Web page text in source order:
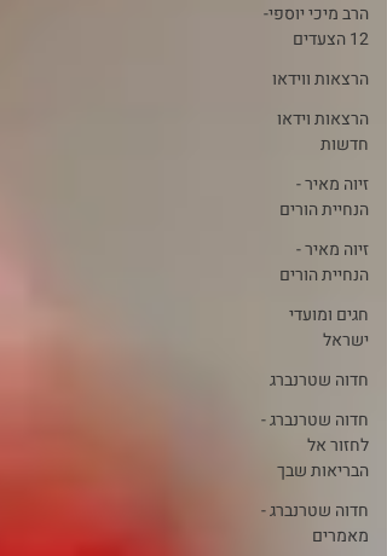
הרב מיכי יוספי-
12 הצעדים
הרצאות ווידאו
הרצאות וידאו
חדשות
זיוה מאיר -
הנחיית הורים
זיוה מאיר -
הנחיית הורים
חגים ומועדי
ישראל
חדוה שטרנברג
חדוה שטרנברג -
לחזור אל
הבריאות שבך
חדוה שטרנברג -
מאמרים